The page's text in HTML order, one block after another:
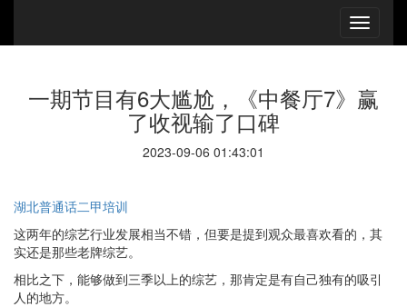
一期节目有6大尴尬，《中餐厅7》赢
了收视输了口碑
2023-09-06 01:43:01
湖北普通话二甲培训
这两年的综艺行业发展相当不错，但要是提到观众最喜欢看的，其
实还是那些老牌综艺。
相比之下，能够做到三季以上的综艺，那肯定是有自己独有的吸引
人的地方。